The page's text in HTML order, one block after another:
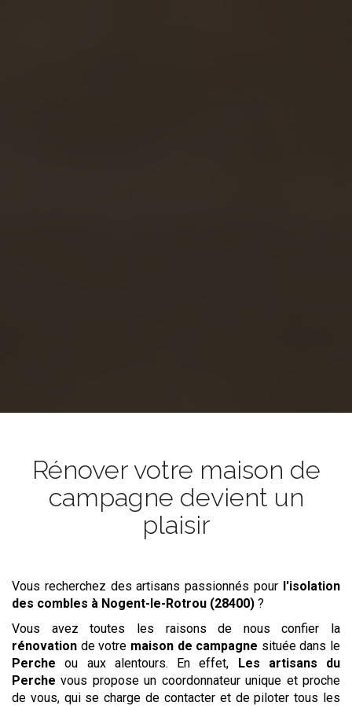
Rénover votre maison de
campagne devient un
plaisir
Vous recherchez des artisans passionnés pour l'isolation
des combles à Nogent-le-Rotrou (28400) ?
Vous avez toutes les raisons de nous confier la
rénovation de votre maison de campagne située dans le
Percheou aux alentours. En effet, Les artisans du
Perche vous propose un coordonnateur unique et proche
de vous, qui se charge de contacter et de piloter tous les